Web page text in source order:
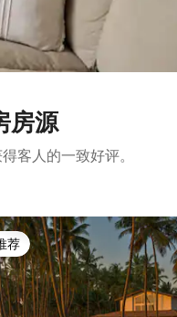
房源
客人的一致好评。
荐
荐